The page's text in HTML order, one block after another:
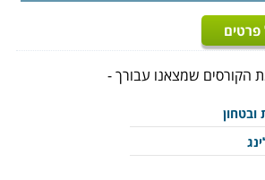
פרטים
הקורסים שמצאנו עבורך -
ובטחון